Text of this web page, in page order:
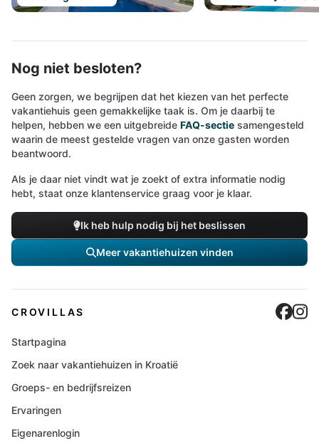
Nog niet besloten?
Geen zorgen, we begrijpen dat het kiezen van het perfecte
vakantiehuis geen gemakkelijke taak is. Om je daarbij te
helpen, hebben we een uitgebreide FAQ-sectie samengesteld
waarin de meest gestelde vragen van onze gasten worden
beantwoord.
Als je daar niet vindt wat je zoekt of extra informatie nodig
hebt, staat onze klantenservice graag voor je klaar.
Ik heb hulp nodig bij het beslissen
Meer vakantiehuizen vinden
CROVILLAS
Startpagina
Zoek naar vakantiehuizen in Kroatië
Groeps- en bedrijfsreizen
Ervaringen
Eigenarenlogin